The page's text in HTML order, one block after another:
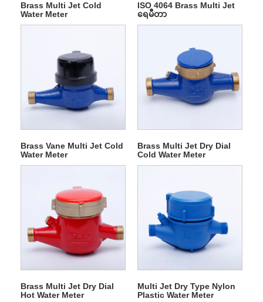
Brass Multi Jet Cold
Water Meter
ISO 4064 Brass Multi Jet
ရေမီတာ
Brass Vane Multi Jet Cold
Water Meter
Brass Multi Jet Dry Dial
Cold Water Meter
Brass Multi Jet Dry Dial
Hot Water Meter
Multi Jet Dry Type Nylon
Plastic Water Meter